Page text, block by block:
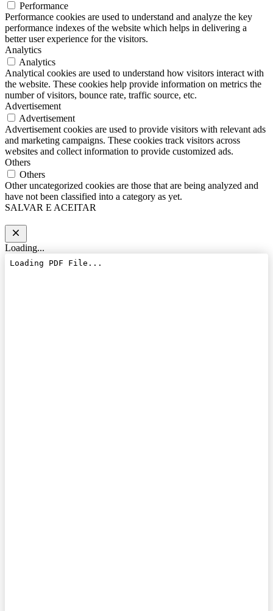
Performance
Performance cookies are used to understand and analyze the key
performance indexes of the website which helps in delivering a
better user experience for the visitors.
Analytics
Analytics
Analytical cookies are used to understand how visitors interact with
the website. These cookies help provide information on metrics the
number of visitors, bounce rate, traffic source, etc.
Advertisement
Advertisement
Advertisement cookies are used to provide visitors with relevant ads
and marketing campaigns. These cookies track visitors across
websites and collect information to provide customized ads.
Others
Others
Other uncategorized cookies are those that are being analyzed and
have not been classified into a category as yet.
SALVAR E ACEITAR
Loading...